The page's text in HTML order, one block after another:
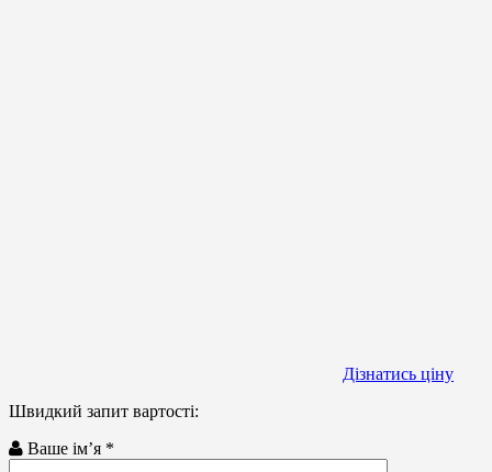
Дізнатись ціну
Швидкий запит вартості:
Ваше ім’я *